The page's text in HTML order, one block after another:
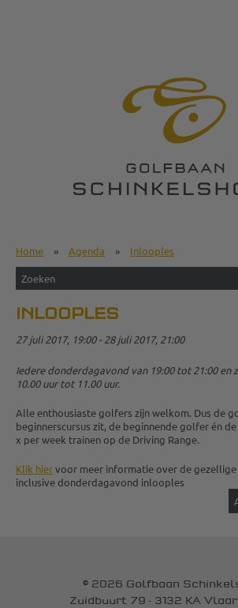
Home » Agenda » Inlooples
INLOOPLES
27 juli 2017, 19:00 - 28 juli 2017, 21:00
Iedere donderdagavond van 19:00 tot 21:00 en
10.00 uur tot 11.00 uur.
Alle enthousiaste golfers zijn welkom. Dus de
beginnerscursus zit, de beginnende golfer én
x per week trainen op de Driving Range.
Klik hiervoor meer informatie over de
inclusive donderdagavond inlooples
© 2026 Golfbaan
Zuidbuurt 79 - 3132 KA